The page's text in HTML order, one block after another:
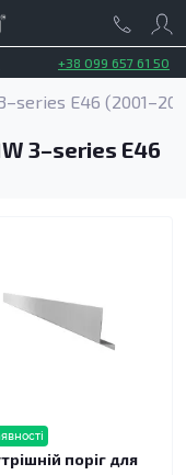
+38 099 657 61 50
E46
3–series E46
поріг для